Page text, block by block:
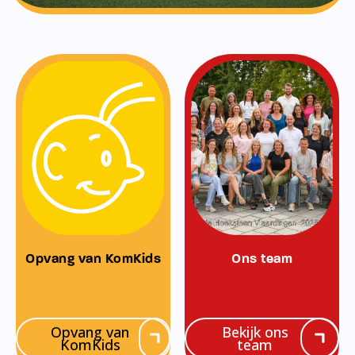
Opvang van KomKids
Opvang van
KomKids
Ons team
Bekijk ons
team